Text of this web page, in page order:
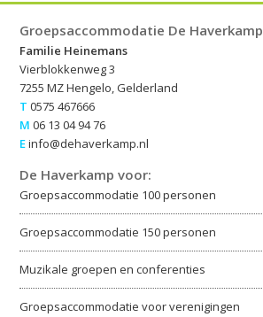
Groepsaccommodatie De Haverkamp
Familie Heinemans
Vierblokkenweg 3
7255 MZ Hengelo, Gelderland
T 0575 467666
M 06 13 04 94 76
Einfo@dehaverkamp.nl
De Haverkamp voor:
Groepsaccommodatie 100 personen
Groepsaccommodatie 150 personen
Muzikale groepen en conferenties
Groepsaccommodatie voor verenigingen